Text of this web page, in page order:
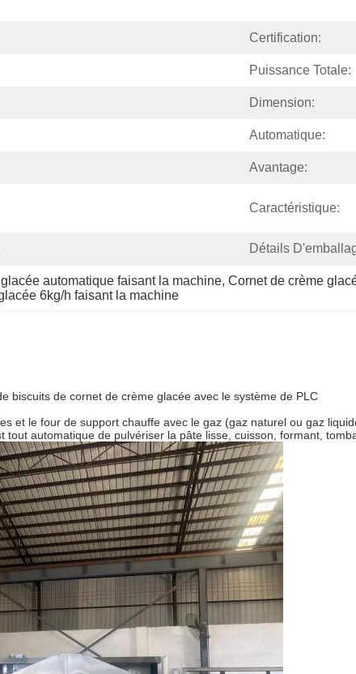
Certification:
Puissance Totale:
Dimension:
Automatique:
Avantage:
Caractéristique:
Détails
automatique faisant la machine, Cornet de crème
6kg/h faisant la machine
biscuits de cornet de crème glacée avec le système de PLC
et le four de support chauffe avec le gaz (gaz naturel ou gaz
automatique de pulvériser la pâte lisse, cuisson, formant,